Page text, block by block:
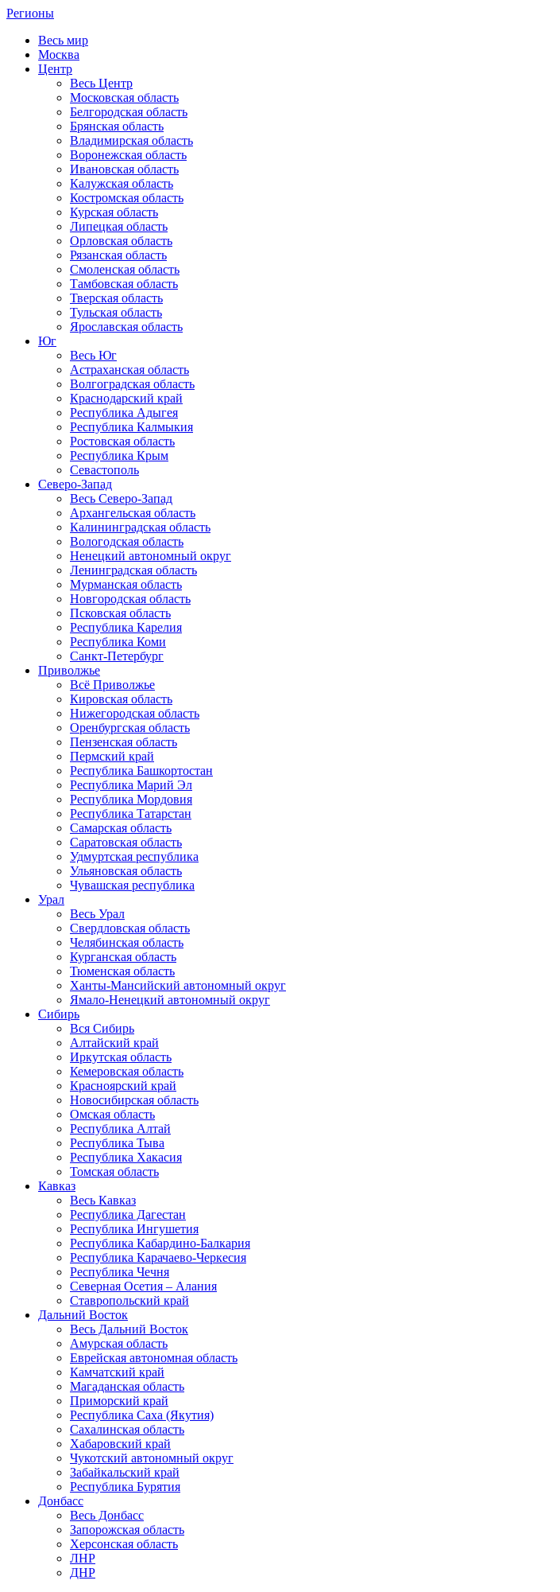
Регионы
Весь мир
Москва
Центр
Весь Центр
Московская область
Белгородская область
Брянская область
Владимирская область
Воронежская область
Ивановская область
Калужская область
Костромская область
Курская область
Липецкая область
Орловская область
Рязанская область
Смоленская область
Тамбовская область
Тверская область
Тульская область
Ярославская область
Юг
Весь Юг
Астраханская область
Волгоградская область
Краснодарский край
Республика Адыгея
Республика Калмыкия
Ростовская область
Республика Крым
Севастополь
Северо-Запад
Весь Северо-Запад
Архангельская область
Калининградская область
Вологодская область
Ненецкий автономный округ
Ленинградская область
Мурманская область
Новгородская область
Псковская область
Республика Карелия
Республика Коми
Санкт-Петербург
Приволжье
Всё Приволжье
Кировская область
Нижегородская область
Оренбургская область
Пензенская область
Пермский край
Республика Башкортостан
Республика Марий Эл
Республика Мордовия
Республика Татарстан
Самарская область
Саратовская область
Удмуртская республика
Ульяновская область
Чувашская республика
Урал
Весь Урал
Свердловская область
Челябинская область
Курганская область
Тюменская область
Ханты-Мансийский автономный округ
Ямало-Ненецкий автономный округ
Сибирь
Вся Сибирь
Алтайский край
Иркутская область
Кемеровская область
Красноярский край
Новосибирская область
Омская область
Республика Алтай
Республика Тыва
Республика Хакасия
Томская область
Кавказ
Весь Кавказ
Республика Дагестан
Республика Ингушетия
Республика Кабардино-Балкария
Республика Карачаево-Черкесия
Республика Чечня
Северная Осетия – Алания
Ставропольский край
Дальний Восток
Весь Дальний Восток
Амурская область
Еврейская автономная область
Камчатский край
Магаданская область
Приморский край
Республика Саха (Якутия)
Сахалинская область
Хабаровский край
Чукотский автономный округ
Забайкальский край
Республика Бурятия
Донбасс
Весь Донбасс
Запорожская область
Херсонская область
ЛНР
ДНР